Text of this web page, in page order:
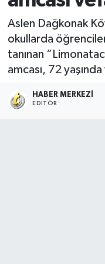
Aslen Dağkonak
okullarda
tanınan
amcası, 72
HABER MERKEZI
EDITÖR